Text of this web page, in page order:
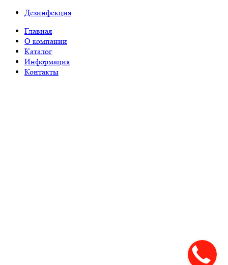
Дезинфекция
Главная
О компании
Каталог
Информация
Контакты